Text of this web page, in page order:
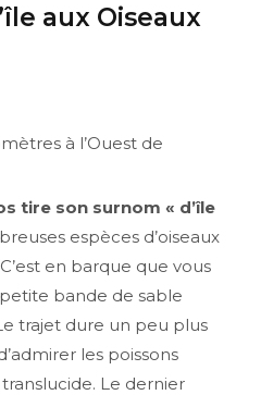
aux Oiseaux
à l’Ouest de
tire son surnom « d’île
espèces d’oiseaux
en barque que vous
bande de sable
trajet dure un peu plus
les poissons
Le dernier